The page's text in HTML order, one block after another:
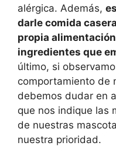
alérgica. Además,
darle comida
propia
ingredientes que
último, si
comportamiento de
debemos dudar en
que nos indique las
de nuestras
nuestra prioridad.